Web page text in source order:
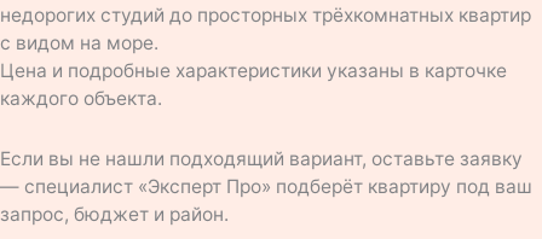
недорогих студий до просторных трёхкомнатных квартир
с видом на море.
Цена и подробные характеристики указаны в карточке
каждого объекта.
Если вы не нашли подходящий вариант, оставьте заявку
— специалист «Эксперт Про» подберёт квартиру под ваш
запрос, бюджет и район.